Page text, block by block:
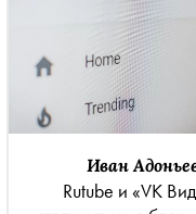
Иван
Rutube и «VK